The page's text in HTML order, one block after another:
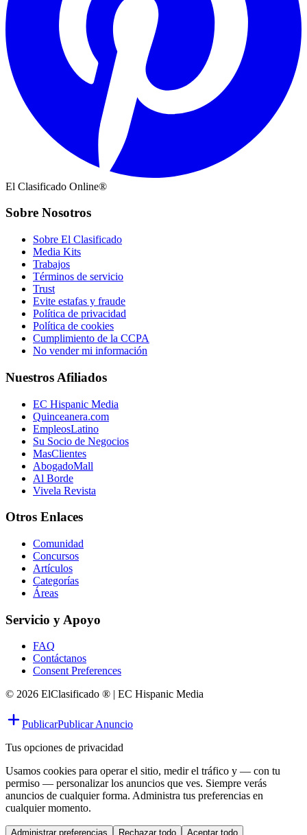
El Clasificado Online®
Sobre Nosotros
Sobre El Clasificado
Media Kits
Trabajos
Términos de servicio
Trust
Evite estafas y fraude
Política de privacidad
Política de cookies
Cumplimiento de la CCPA
No vender mi información
Nuestros Afiliados
EC Hispanic Media
Quinceanera.com
EmpleosLatino
Su Socio de Negocios
MasClientes
AbogadoMall
Al Borde
Vivela Revista
Otros Enlaces
Comunidad
Concursos
Artículos
Categorías
Áreas
Servicio y Apoyo
FAQ
Contáctanos
Consent Preferences
© 2026 ElClasificado ® | EC Hispanic Media
PublicarPublicar Anuncio
Tus opciones de privacidad
Usamos cookies para operar el sitio, medir el tráfico y — con tu
permiso — personalizar los anuncios que ves. Siempre verás
anuncios de cualquier forma. Administra tus preferencias en
cualquier momento.
Administrar preferencias Rechazar todo Aceptar todo